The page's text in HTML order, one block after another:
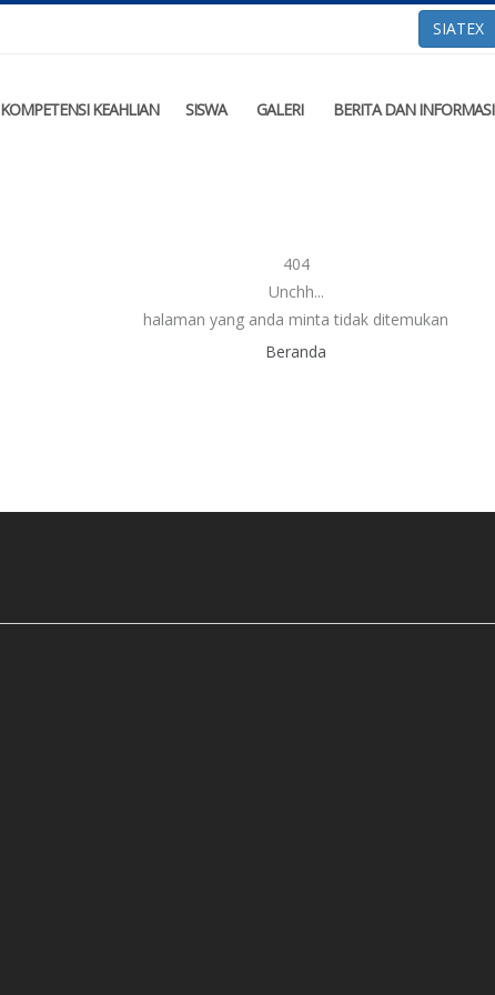
SIATEX
KOMPETENSI KEAHLIAN SISWA GALERI BERITA DAN INFORMASI
404
Unchh...
halaman yang anda minta tidak ditemukan
Beranda